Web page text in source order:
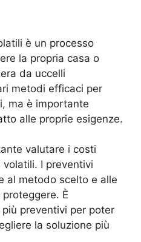
è un processo
la propria casa o
da uccelli
metodi efficaci per
ma è importante
alle proprie esigenze.
valutare i costi
volatili. I preventivi
al metodo scelto e alle
proteggere. È
preventivi per poter
la soluzione più